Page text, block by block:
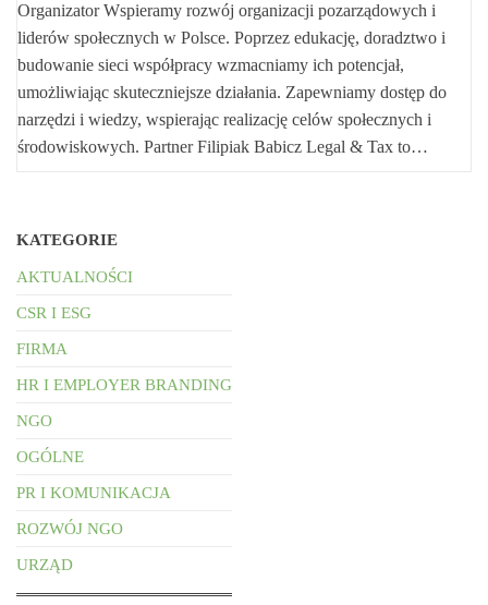
Organizator Wspieramy rozwój organizacji pozarządowych i
liderów społecznych w Polsce. Poprzez edukację, doradztwo i
budowanie sieci współpracy wzmacniamy ich potencjał,
umożliwiając skuteczniejsze działania. Zapewniamy dostęp do
narzędzi i wiedzy, wspierając realizację celów społecznych i
środowiskowych. Partner Filipiak Babicz Legal & Tax to…
KATEGORIE
AKTUALNOŚCI
CSR I ESG
FIRMA
HR I EMPLOYER BRANDING
NGO
OGÓLNE
PR I KOMUNIKACJA
ROZWÓJ NGO
URZĄD